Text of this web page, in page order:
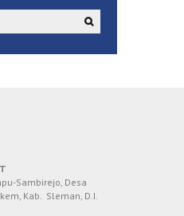
Sambirejo, Desa
Kab. Sleman, D.I.